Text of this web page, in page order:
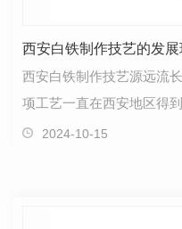
西安白铁制作技艺的发展
西安白铁制作技艺源远流
项工艺一直在西安地区得
制作技艺正逐渐焕发新的
2024-10-15